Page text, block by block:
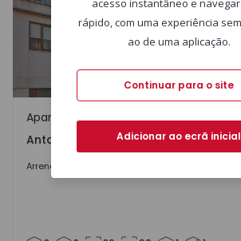
Antas, Porto
Apartamento
Antas, Porto
Arrendar
acesso instantâneo e
rápido, com uma experiência
ao de uma aplicação.
Continuar para o site
Adicionar ao ecrã inicial